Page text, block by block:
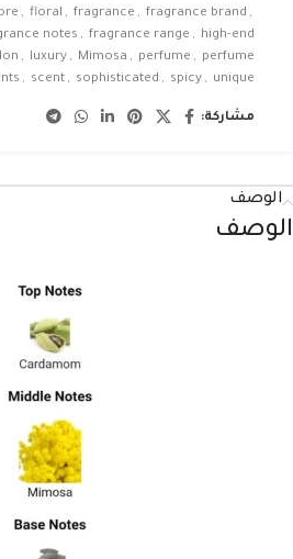
, floral , fragrance , fragrance brand ,
notes , fragrance range , high-end
, luxury , Mimosa , perfume , perfume
, scent , sophisticated , spicy , unique
مشاركة:
الوصف
الوصف